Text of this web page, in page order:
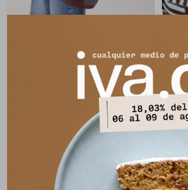
4.336 $ 5.290